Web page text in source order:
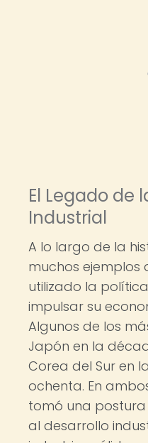
El Legado de
Industrial
A lo largo de la
muchos ejemplos
utilizado la
impulsar su
Algunos de los
Japón en la
Corea del Sur en
ochenta. En
tomó una
al desarrollo